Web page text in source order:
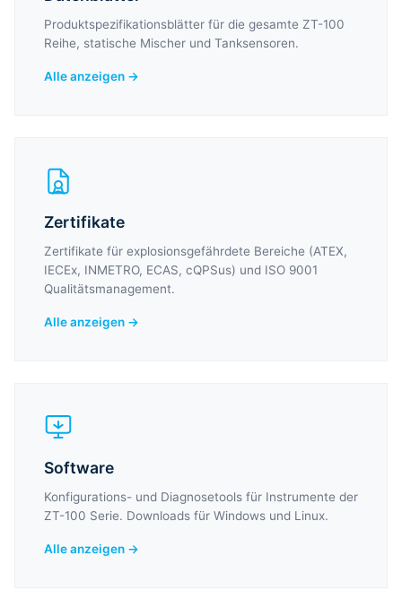
Produktspezifikationsblätter für die gesamte ZT-100
Reihe, statische Mischer und Tanksensoren.
Alle anzeigen →
Zertifikate
Zertifikate für explosionsgefährdete Bereiche (ATEX,
IECEx, INMETRO, ECAS, cQPSus) und ISO 9001
Qualitätsmanagement.
Alle anzeigen →
Software
Konfigurations- und Diagnosetools für Instrumente der
ZT-100 Serie. Downloads für Windows und Linux.
Alle anzeigen →